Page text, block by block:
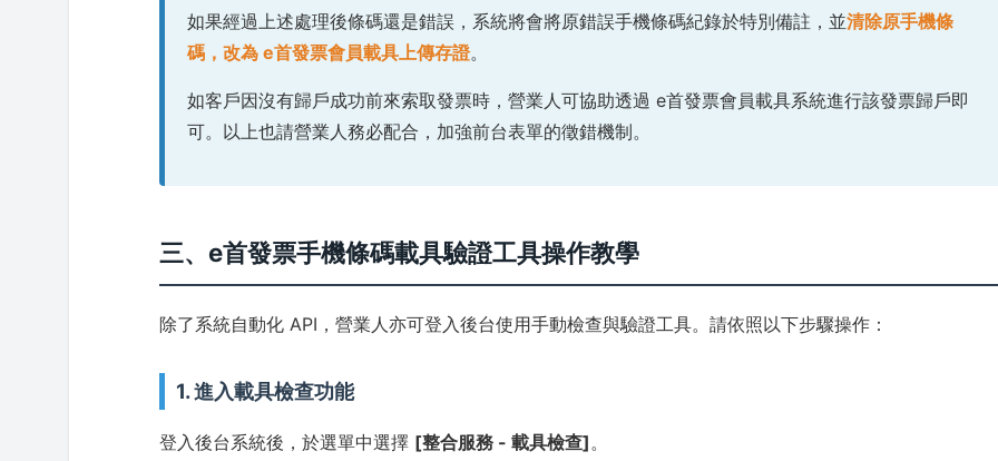
如果經過上述處理後條碼還是錯誤，系統將會將原錯誤手機條碼紀錄於特別備註，並清除原手機條
碼，改為 e首發票會員載具上傳存證。
如客戶因沒有歸戶成功前來索取發票時，營業人可協助透過 e首發票會員載具系統進行該發票歸戶即
可。以上也請營業人務必配合，加強前台表單的徵錯機制。
三、e首發票手機條碼載具驗證工具操作教學
除了系統自動化 API，營業人亦可登入後台使用手動檢查與驗證工具。請依照以下步驟操作：
1. 進入載具檢查功能
登入後台系統後，於選單中選擇 [整合服務 - 載具檢查]。